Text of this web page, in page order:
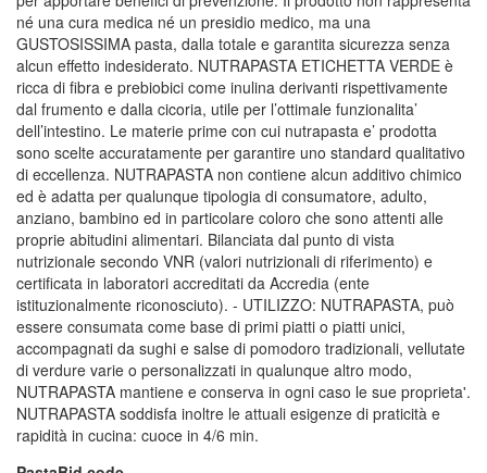
né una cura medica né un presidio medico, ma una
GUSTOSISSIMA pasta, dalla totale e garantita sicurezza senza
alcun effetto indesiderato. NUTRAPASTA ETICHETTA VERDE è
ricca di fibra e prebiobici come inulina derivanti rispettivamente
dal frumento e dalla cicoria, utile per l’ottimale funzionalita’
dell’intestino. Le materie prime con cui nutrapasta e’ prodotta
sono scelte accuratamente per garantire uno standard qualitativo
di eccellenza. NUTRAPASTA non contiene alcun additivo chimico
ed è adatta per qualunque tipologia di consumatore, adulto,
anziano, bambino ed in particolare coloro che sono attenti alle
proprie abitudini alimentari. Bilanciata dal punto di vista
nutrizionale secondo VNR (valori nutrizionali di riferimento) e
certificata in laboratori accreditati da Accredia (ente
istituzionalmente riconosciuto). - UTILIZZO: NUTRAPASTA, può
essere consumata come base di primi piatti o piatti unici,
accompagnati da sughi e salse di pomodoro tradizionali, vellutate
di verdure varie o personalizzati in qualunque altro modo,
NUTRAPASTA mantiene e conserva in ogni caso le sue proprieta'.
NUTRAPASTA soddisfa inoltre le attuali esigenze di praticità e
rapidità in cucina: cuoce in 4/6 min.